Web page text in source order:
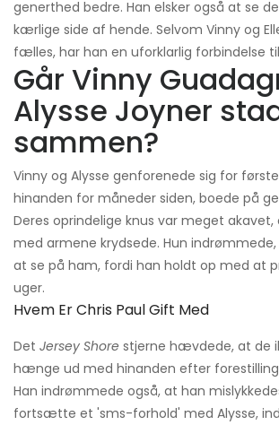
generthed bedre. Han elsker også at se
kærlige side af hende. Selvom Vinny og
fælles, har han en uforklarlig forbindelse til
Går Vinny
Alysse Joyner
sammen?
Vinny og Alysse genforenede sig for
hinanden for måneder siden, boede på
Deres oprindelige knus var meget akavet,
med armene krydsede. Hun
at se på ham, fordi han holdt op med at
uger.
Hvem Er Chris Paul Gift Med
Det Jersey Shore stjerne hævdede, at de
hænge ud med hinanden efter
Han indrømmede også, at han
fortsætte et 'sms-forhold' med Alysse,